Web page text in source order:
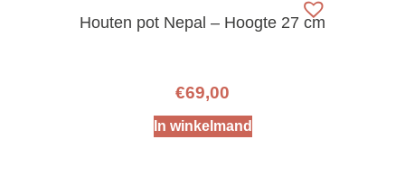
Houten pot Nepal – Hoogte 27 cm
€69,00
In winkelmand